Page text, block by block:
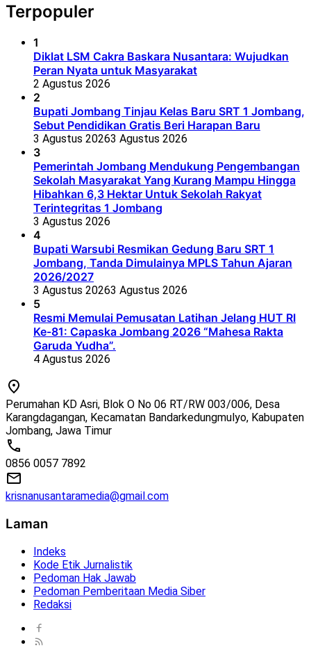
Terpopuler
1
Diklat LSM Cakra Baskara Nusantara: Wujudkan
Peran Nyata untuk Masyarakat
2 Agustus 2026
2
Bupati Jombang Tinjau Kelas Baru SRT 1 Jombang,
Sebut Pendidikan Gratis Beri Harapan Baru
3 Agustus 20263 Agustus 2026
3
Pemerintah Jombang Mendukung Pengembangan
Sekolah Masyarakat Yang Kurang Mampu Hingga
Hibahkan 6,3 Hektar Untuk Sekolah Rakyat
Terintegritas 1 Jombang
3 Agustus 2026
4
Bupati Warsubi Resmikan Gedung Baru SRT 1
Jombang, Tanda Dimulainya MPLS Tahun Ajaran
2026/2027
3 Agustus 20263 Agustus 2026
5
Resmi Memulai Pemusatan Latihan Jelang HUT RI
Ke-81: Capaska Jombang 2026 “Mahesa Rakta
Garuda Yudha”.
4 Agustus 2026
Perumahan KD Asri, Blok O No 06 RT/RW 003/006, Desa
Karangdagangan, Kecamatan Bandarkedungmulyo, Kabupaten
Jombang, Jawa Timur
0856 0057 7892
krisnanusantaramedia@gmail.com
Laman
Indeks
Kode Etik Jurnalistik
Pedoman Hak Jawab
Pedoman Pemberitaan Media Siber
Redaksi